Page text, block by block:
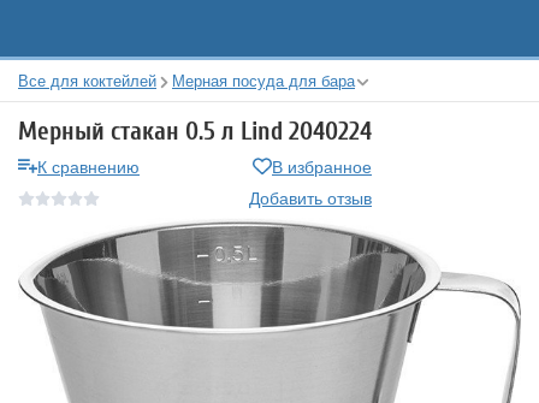
Все для коктейлей Мерная посуда для бара
Мерный стакан 0.5 л Lind 2040224
К сравнению
В избранное
Добавить отзыв